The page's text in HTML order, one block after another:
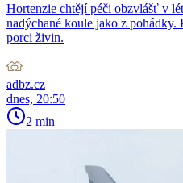
Hortenzie chtějí péči obzvlášť v
nadýchané koule jako z pohádky.
porci živin.
adbz.cz
dnes, 20:50
2 min